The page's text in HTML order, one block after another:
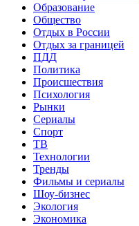
Образование
Общество
Отдых в России
Отдых за границей
ПДД
Политика
Происшествия
Психология
Рынки
Сериалы
Спорт
ТВ
Технологии
Тренды
Фильмы и сериалы
Шоу-бизнес
Экология
Экономика